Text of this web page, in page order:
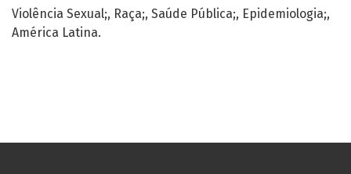
Violência Sexual; Raça; Saúde Pública;
Epidemiologia;
América Latina.